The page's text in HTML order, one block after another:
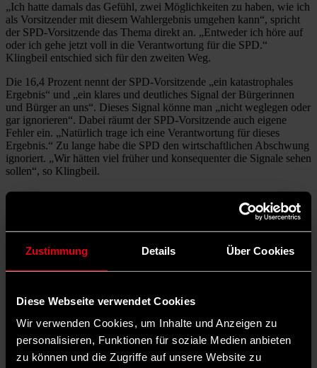
Zustimmung Details Über Cookies
Diese Webseite verwendet Cookies
Wir verwenden Cookies, um Inhalte und Anzeigen zu
personalisieren, Funktionen für soziale Medien anbieten
zu können und die Zugriffe auf unsere Website zu
„Ich hatte damals das Gefühl, zwei Möglichkeiten zu haben, wie ich
als Vorsitzender mit diesem Wahlergebnis umgehen kann“, spricht
der SPD-Vorsitzende das Thema direkt an. „Entweder ich höre auf
oder ich gehe jetzt voll in die Verantwortung für die SPD.“
Klingbeil entschied sich für den zweiten Weg.
Die 16,4 Prozent nennt der SPD-Vorsitzende „ein katastrophales
Ergebnis“ und „ein klares und deutliches Signal der Bürgerinnen
und Bürger an uns“. Dieses Signal könne man „nicht weglegen oder
gar ignorieren“. Dabei räumt der SPD-Vorsitzende auch eigene
Fehler ein. „Natürlich trage ich eine Verantwortung für dieses
Ergebnis.“ Zu lange habe die SPD den wirtschaftlichen Abschwung
ignoriert. „Wir hätten viel früher und konsequenter die Signale sehen
sollen“, so Klingbeil.
Um verändern zu können, muss sich die
Gleichzeitig verteidigt der SPD-Vorsitzende seinen Führungsstil
Öffentlichkeit die Reihen zu schließen“. Daran halte er fest. „Ich
Zusammenhalt eingesetzt haben, war der richtige Weg.“
Wie dieser Weg künftig für die SPD aussehen soll, müsse nun Teil
der Debatte über ein neues Grundsatzprogramm sein. „Gerade jetzt
braucht es doch eine Partei, die nicht polarisiert, sondern Brücken
baut in der Gesellschaft“, sagt Klingbeil. „Gerade jetzt braucht es